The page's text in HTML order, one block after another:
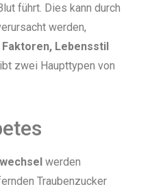
führt. Dies kann durch
werden,
Lebensstil
zwei Haupttypen von
werden
Traubenzucker